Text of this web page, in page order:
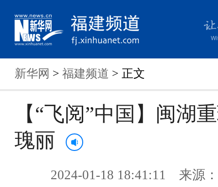
新华网 > 福建频道 > 正文
【“飞阅”中国】闽湖
瑰丽
2024-01-18 18:41:11 来源